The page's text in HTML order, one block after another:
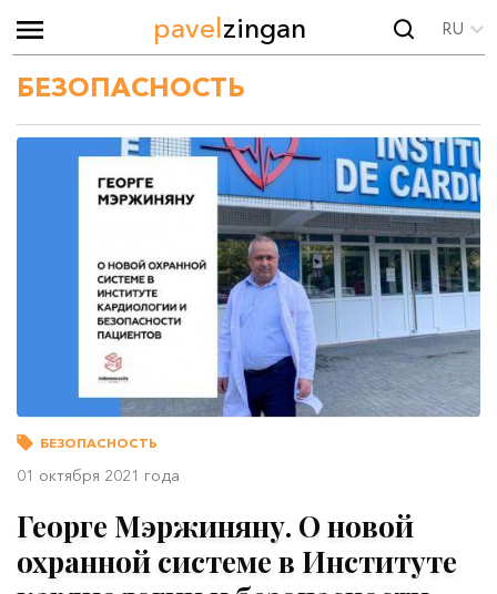
pavelzingan RU
БЕЗОПАСНОСТЬ
БЕЗОПАСНОСТЬ
01 октября 2021 года
Георге Мэржиняну. О новой
охранной системе в Институте